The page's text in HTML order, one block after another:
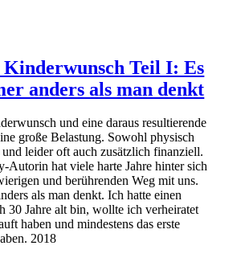
Teil I: Es
anders als man denkt
und eine daraus resultierende
große Belastung. Sowohl physisch
und leider oft auch zusätzlich finanziell.
Autorin hat viele harte Jahre hinter sich
und berührenden Weg mit uns.
als man denkt. Ich hatte einen
30 Jahre alt bin, wollte ich verheiratet
haben und mindestens das erste
2018